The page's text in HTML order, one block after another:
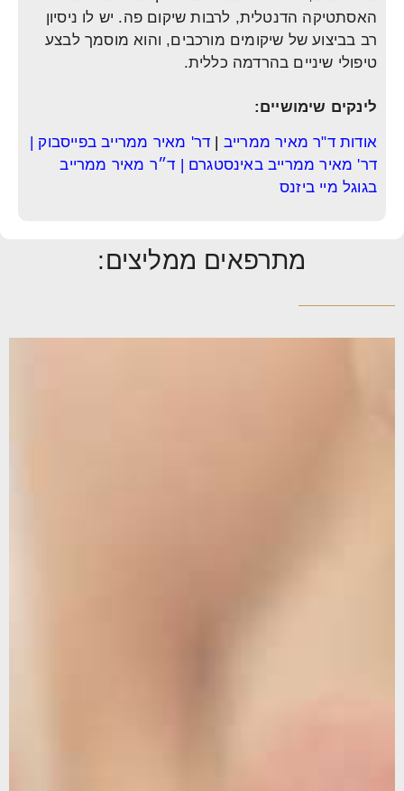
האסתטיקה הדנטלית, לרבות שיקום פה. יש לו ניסיון
רב בביצוע של שיקומים מורכבים, והוא מוסמך לבצע
טיפולי שיניים בהרדמה כללית.
לינקים שימושיים:
אודות ד"ר מאיר ממרייב דר' מאיר ממרייב בפייסבוק
דר' מאיר ממרייב באינסטגרם
ד״ר מאיר ממרייב
בגוגל מיי ביזנס
מתרפאים ממליצים: